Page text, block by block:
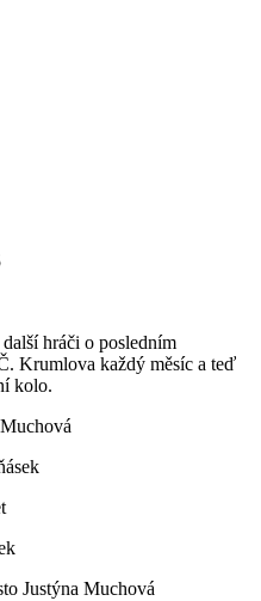
hráči o posledním
Krumlova každý měsíc a teď
kolo.
Justýna Muchová